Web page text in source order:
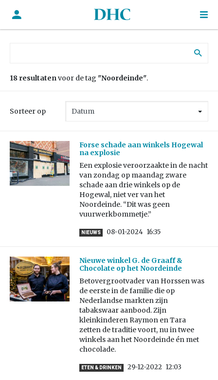
18 resultatenvoor de tag "Noordeinde".
Sorteer op
Forse schade aan winkels Hogewal
na explosie
Een explosie veroorzaakte in de nacht
van zondag op maandag zware
schade aan drie winkels op de
Hogewal, niet ver van het
Noordeinde. “Dit was geen
vuurwerkbommetje.”
NIEUWS 08-01-2024 16:35
Nieuwe winkel G. de Graaff &
Chocolate op het Noordeinde
Betovergrootvader van Horssen was
de eerste in de familie die op
Nederlandse markten zijn
tabakswaar aanbood. Zijn
kleinkinderen Raymon en Tara
zetten de traditie voort, nu in twee
winkels aan het Noordeinde én met
chocolade.
ETEN & DRINKEN 29-12-2022 12:03